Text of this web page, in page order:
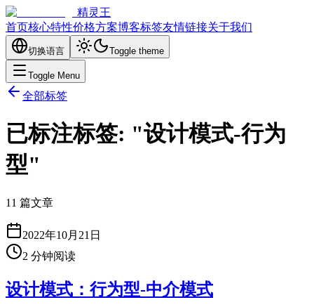
精灵王
首页核心特性价格方案博客标签友情链接关于我们
切换语言 Toggle theme
Toggle Menu
全部标签
已标注标签: "设计模式-行为
型"
11 篇文章
2022年10月21日
2 分钟阅读
设计模式：行为型-中介模式